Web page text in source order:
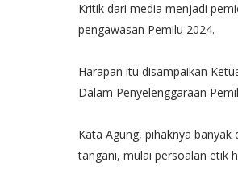
Kritik dari media menjadi
pengawasan Pemilu 2024.
Harapan itu disampaikan
Dalam Penyelenggaraan
Kata Agung, pihaknya
tangani, mulai persoalan etik